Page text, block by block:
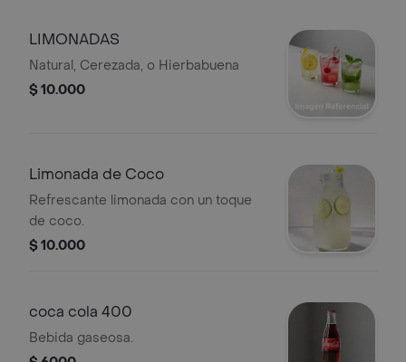
LIMONADAS
Natural, Cerezada, o Hierbabuena
$ 10.000
Limonada de Coco
Refrescante limonada con un toque
de coco.
$ 10.000
coca cola 400
Bebida gaseosa.